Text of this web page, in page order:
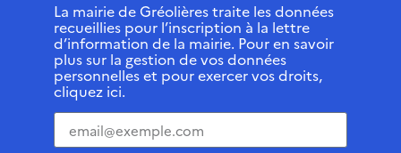
La mairie de Gréolières traite les données
recueillies pour l’inscription à la lettre
d’information de la mairie. Pour en savoir
plus sur la gestion de vos données
personnelles et pour exercer vos droits,
cliquez ici.